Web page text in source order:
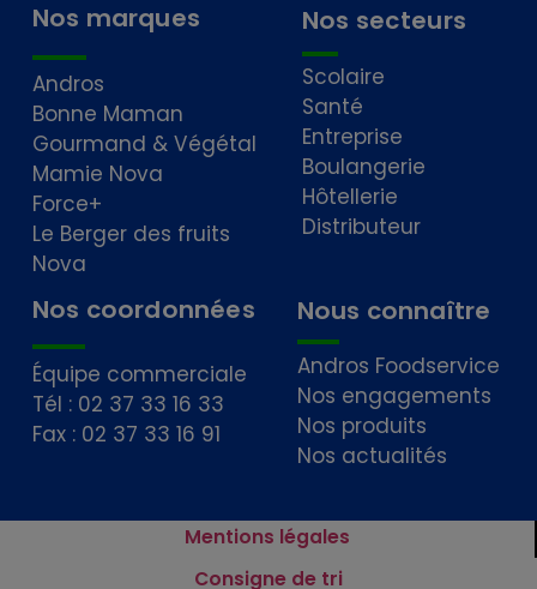
Nos marques
Andros
Bonne Maman
Gourmand & Végétal
Mamie Nova
Force+
Le Berger des fruits
Nova
Nos secteurs
Scolaire
Santé
Entreprise
Boulangerie
Hôtellerie
Distributeur
Nos coordonnées
Équipe commerciale
Tél : 02 37 33 16 33
Fax : 02 37 33 16 91
Nous connaître
Andros Foodservice
Nos engagements
Nos produits
Nos actualités
Mentions légales
Consigne de tri